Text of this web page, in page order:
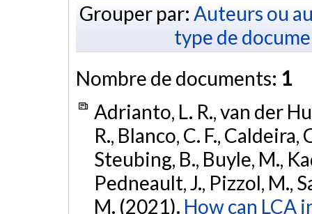
Grouper par: Auteurs ou
type de
Nombre de documents: 1
Adrianto, L. R., van der
R., Blanco, C. F., Caldeira,
Steubing, B., Buyle, M.,
Pedneault, J., Pizzol, M.,
M. (2021). How can LCA